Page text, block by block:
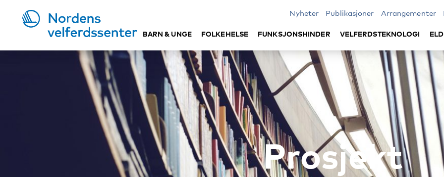
Nyheter Publikasjoner Arrangementer
BARN & UNGE FOLKEHELSE FUNKSJONSHINDER VELFERDSTEKNOLOGI
Prosjekt